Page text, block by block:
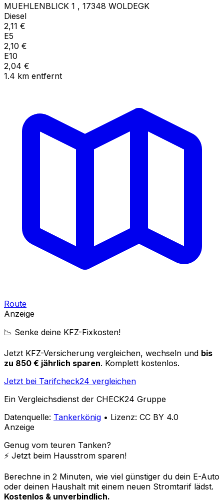
MUEHLENBLICK 1 , 17348 WOLDEGK
Diesel
2,11 €
E5
2,10 €
E10
2,04 €
1.4 km entfernt
Route
Anzeige
📉 Senke deine KFZ-Fixkosten!
Jetzt KFZ-Versicherung vergleichen, wechseln und bis
zu 850 € jährlich sparen. Komplett kostenlos.
Jetzt bei Tarifcheck24 vergleichen
Ein Vergleichsdienst der CHECK24 Gruppe
Datenquelle: Tankerkönig • Lizenz: CC BY 4.0
Anzeige
Genug vom teuren Tanken?
⚡️ Jetzt beim Hausstrom sparen!
Berechne in 2 Minuten, wie viel günstiger du dein E-Auto
oder deinen Haushalt mit einem neuen Stromtarif lädst.
Kostenlos & unverbindlich.